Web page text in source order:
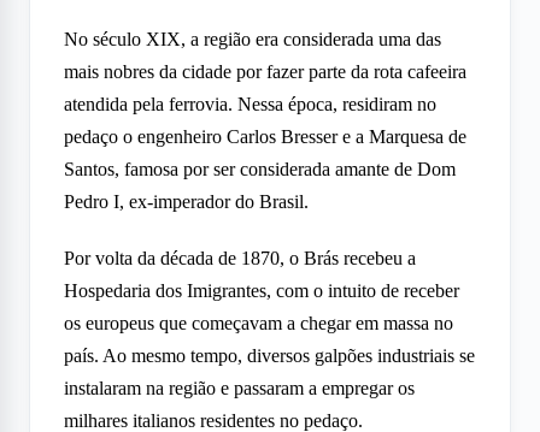
No século XIX, a região era considerada uma das
mais nobres da cidade por fazer parte da rota cafeeira
atendida pela ferrovia. Nessa época, residiram no
pedaço o engenheiro Carlos Bresser e a Marquesa de
Santos, famosa por ser considerada amante de Dom
Pedro I, ex-imperador do Brasil.
Por volta da década de 1870, o Brás recebeu a
Hospedaria dos Imigrantes, com o intuito de receber
os europeus que começavam a chegar em massa no
país. Ao mesmo tempo, diversos galpões industriais se
instalaram na região e passaram a empregar os
milhares italianos residentes no pedaço.